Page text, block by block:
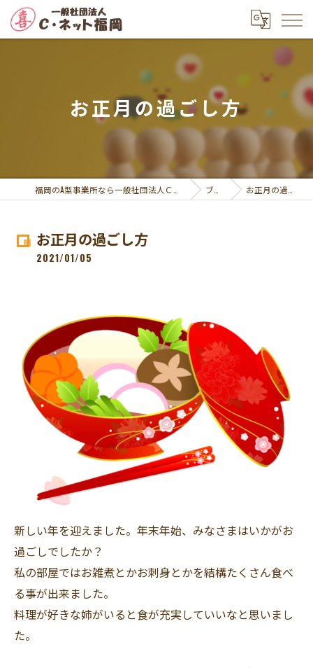
お正月の過ごし方
ブログ お正月の過ごし方
お正月の過ごし方
2021/01/05
新しい年を迎えました。 年末年始、みなさまはいかがお
過ごしでしたか？
私の部屋ではお雑煮とかお刺身とかを結構たくさん食べ
る事が出来ました。
料理が好きな姉がいると食が充実していいなと思いまし
た。